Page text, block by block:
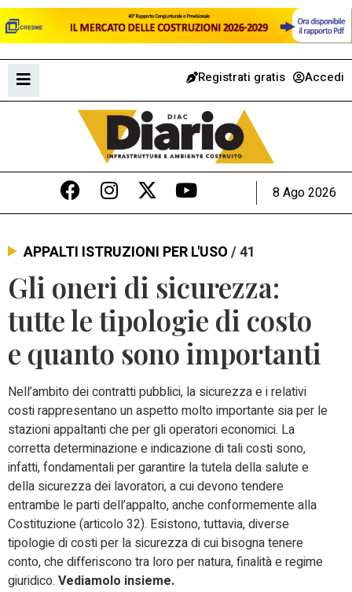
Registrati gratis Accedi
8 Ago 2026
APPALTI ISTRUZIONI PER L'USO/ 41
Gli oneri di sicurezza:
tutte le tipologie di costo
e quanto sono importanti
Nell’ambito dei contratti pubblici, la sicurezza e i relativi
costi rappresentano un aspetto molto importante sia per le
stazioni appaltanti che per gli operatori economici. La
corretta determinazione e indicazione di tali costi sono,
infatti, fondamentali per garantire la tutela della salute e
della sicurezza dei lavoratori, a cui devono tendere
entrambe le parti dell’appalto, anche conformemente alla
Costituzione (articolo 32). Esistono, tuttavia, diverse
tipologie di costi per la sicurezza di cui bisogna tenere
conto, che differiscono tra loro per natura, finalità e regime
giuridico. Vediamolo insieme.